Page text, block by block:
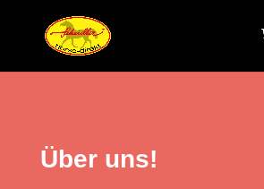
Über uns!